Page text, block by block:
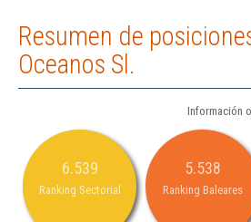
Resumen de
Oceanos Sl.
Información
6.539
Ranking Sectorial
5.538
Ranking Baleares